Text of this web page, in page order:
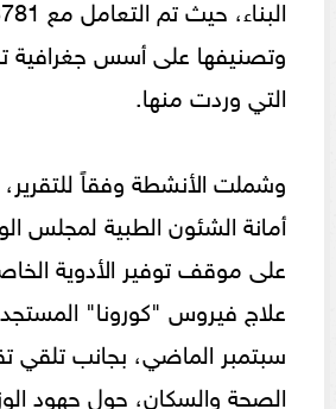
وتصنيفها على أسس جغرافية
التي وردت منها.
وشملت الأنشطة وفقاً
أمانة الشئون الطبية لمجلس
على موقف توفير الأدوية
علاج فيروس "كورونا"
سبتمبر الماضي، بجانب تلقي
الصحة والسكان، حول جهود